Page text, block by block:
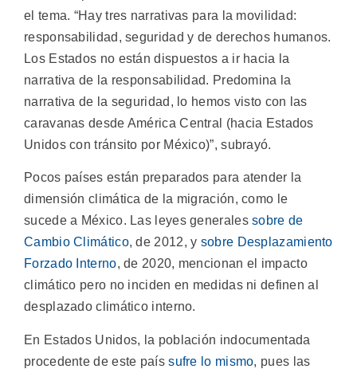
el tema. “Hay tres narrativas para la movilidad:
responsabilidad, seguridad y de derechos humanos.
Los Estados no están dispuestos a ir hacia la
narrativa de la responsabilidad. Predomina la
narrativa de la seguridad, lo hemos visto con las
caravanas desde América Central (hacia Estados
Unidos con tránsito por México)”, subrayó.
Pocos países están preparados para atender la
dimensión climática de la migración, como le
sucede a México. Las leyes generalessobre de
Cambio Climático, de 2012, y sobre Desplazamiento
Forzado Interno, de 2020, mencionan el impacto
climático pero no inciden en medidas ni definen al
desplazado climático interno.
En Estados Unidos, la población indocumentada
procedente de este paíssufre lo mismo, pues las